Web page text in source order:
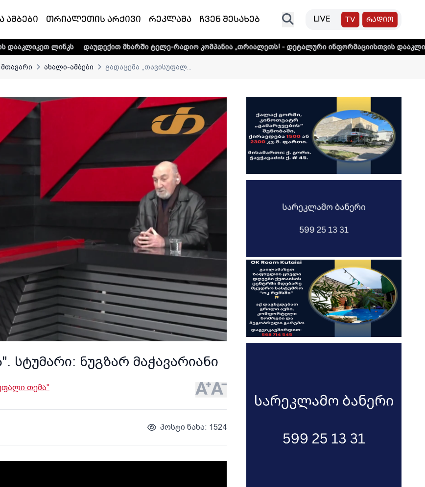
ამბები თრიალეთის არქივი რეკლამა ჩვენ შესახებ LIVE TV რადიო
დაუდექით მხარში ტელე-რადიო კომპანია „თრიალეთს! - დეტალური ინფორმაციისთვის დააკლიკეთ ლინკს
მთავარი ახალი-ამბები გადაცემა ,,თავისუფალ...
სტუმარი: ნუგზარ მაჭავარიანი
თემა"
პოსტი ნახა: 1524